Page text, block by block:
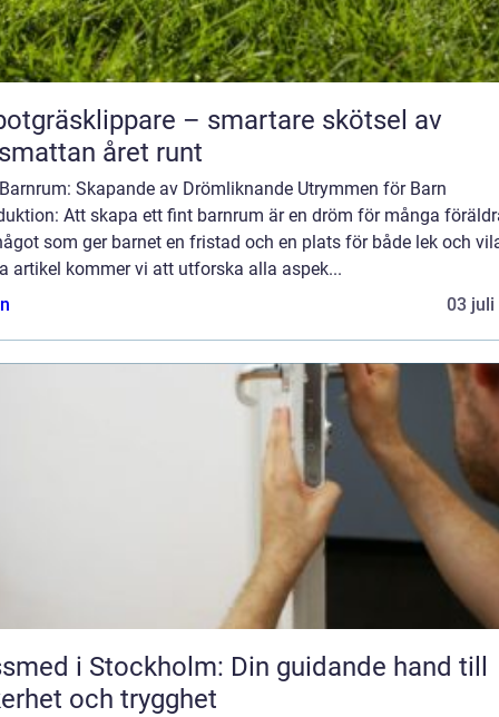
– smartare skötsel av
året runt
Skapande av Drömliknande Utrymmen för Barn
Att skapa ett fint barnrum är en dröm för många
som ger barnet en fristad och en plats för både lek och
artikel kommer vi att utforska alla aspek...
03 juli
i Stockholm: Din guidande hand till
och trygghet